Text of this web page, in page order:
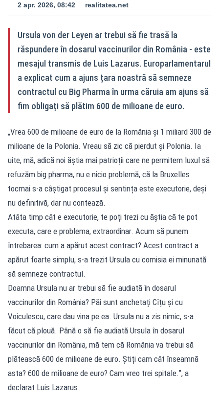
2 apr. 2026, 08:42 realitatea.net
Ursula von der Leyen ar trebui să fie trasă la
răspundere în dosarul vaccinurilor din România - este
mesajul transmis de Luis Lazarus. Europarlamentarul
a explicat cum a ajuns țara noastră să semneze
contractul cu Big Pharma în urma căruia am ajuns să
fim obligați să plătim 600 de milioane de euro.
„Vrea 600 de milioane de euro de la România și 1 miliard 300 de
milioane de la Polonia. Vreau să zic că pierdut și Polonia. Ia
uite, mă, adică noi ăștia mai patrioții care ne permitem luxul să
refuzăm big pharma, nu e nicio problemă, că la Bruxelles
tocmai s-a câștigat procesul și sentința este executorie, deși
nu definitivă, dar nu contează.
Atâta timp cât e executorie, te poți trezi cu ăștia că te pot
executa, care e problema, extraordinar. Acum să punem
întrebarea: cum a apărut acest contract? Acest contract a
apărut foarte simplu, s-a trezit Ursula cu comisia ei minunată
să semneze contractul.
Doamna Ursula nu ar trebui să fie audiată în dosarul
vaccinurilor din România? Păi sunt anchetați Cîțu și cu
Voiculescu, care dau vina pe ea. Ursula nu a zis nimic, s-a
făcut că plouă. Până o să fie audiată Ursula în dosarul
vaccinurilor din România, mă tem că România va trebui să
plătească 600 de milioane de euro. Știți cam cât înseamnă
asta? 600 de milioane de euro? Cam vreo trei spitale.”, a
declarat Luis Lazarus.